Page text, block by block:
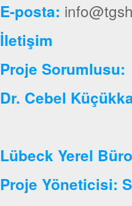
E-posta:
İletişim
Proje
Dr. Cebel
Lübeck Yerel
Proje Yöneticisi: